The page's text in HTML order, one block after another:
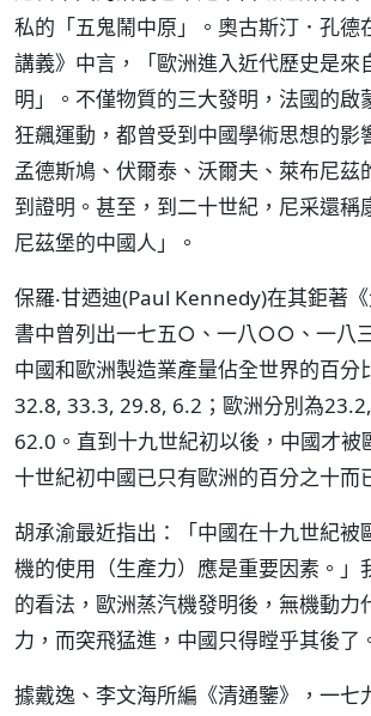
私的「五鬼鬧中原」。奧古斯汀．孔德
講義》中言，「歐洲進入近代歷史是來
明」。不僅物質的三大發明，法國的啟
狂飆運動，都曾受到中國學術思想的影
孟德斯鳩、伏爾泰、沃爾夫、萊布尼茲
到證明。甚至，到二十世紀，尼采還稱
尼茲堡的中國人」。
保羅‧甘迺迪(Paul Kennedy)在其鉅著
書中曾列出一七五○、一八○○、一八
中國和歐洲製造業產量佔全世界的百分
32.8, 33.3, 29.8, 6.2；歐洲分別為
62.0。直到十九世紀初以後，中國才被
十世紀初中國已只有歐洲的百分之十而
胡承渝最近指出：「中國在十九世紀被
機的使用（生產力）應是重要因素。」
的看法，歐洲蒸汽機發明後，無機動力
力，而突飛猛進，中國只得瞠乎其後了
據戴逸、李文海所編《清通鑒》，一